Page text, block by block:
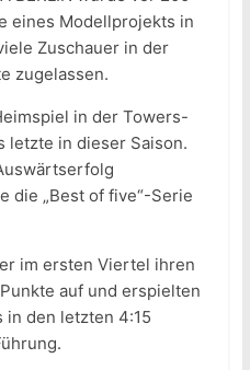
eines Modellprojekts in
Zuschauer in der
zugelassen.
in der Towers-
letzte in dieser Saison.
die „Best of five“-Serie
im ersten Viertel ihren
auf und erspielten
in den letzten 4:15